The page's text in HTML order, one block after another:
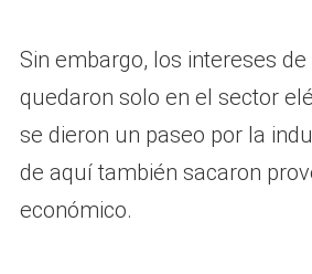
Sin embargo, los intereses
quedaron solo en el sector
se dieron un paseo por la
de aquí también sacaron
económico.